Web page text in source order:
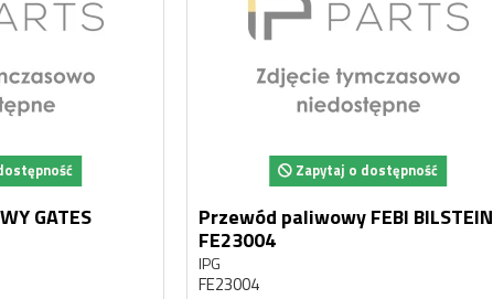
GATES
Zapytaj o dostępność
Przewód paliwowy FEBI BILSTEIN
FE23004
IPG
FE23004